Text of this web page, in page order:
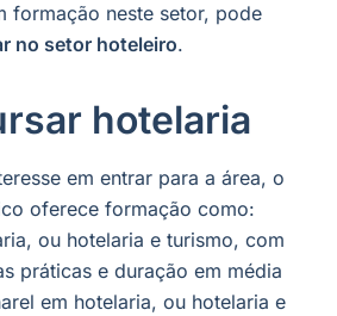
formação neste setor, pode
no setor hoteleiro.
hotelaria
em entrar para a área, o
oferece formação como:
ou hotelaria e turismo, com
práticas e duração em média
em hotelaria, ou hotelaria e